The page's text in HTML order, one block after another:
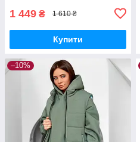
1 449 ₴ 1 610 ₴
Купити
–10%